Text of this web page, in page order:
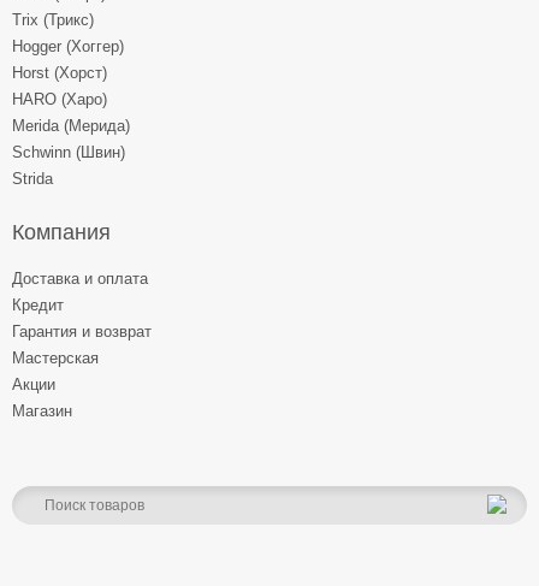
Trix (Трикс)
Hogger (Хоггер)
Horst (Хорст)
HARO (Харо)
Merida (Мерида)
Schwinn (Швин)
Strida
Компания
Доставка и оплата
Кредит
Гарантия и возврат
Мастерская
Акции
Магазин